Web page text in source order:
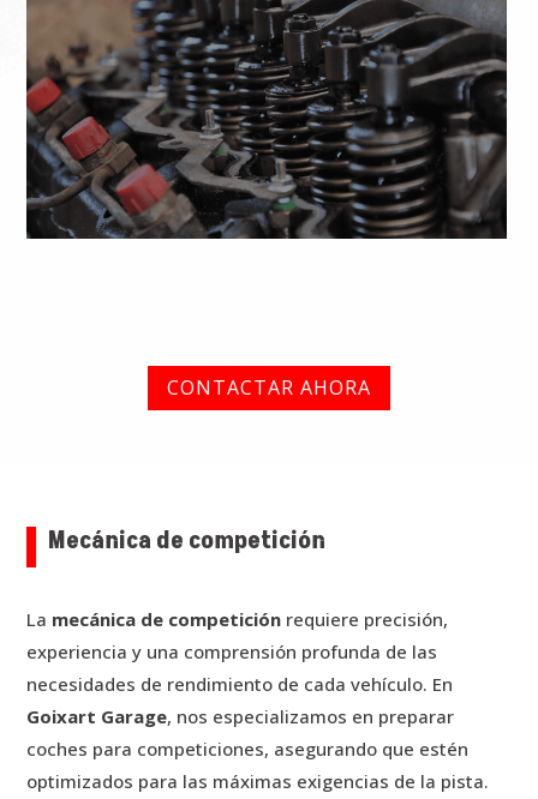
CONTACTAR AHORA
Mecánica de competición
La mecánica de competición requiere precisión,
experiencia y una comprensión profunda de las
necesidades de rendimiento de cada vehículo. En
Goixart Garage, nos especializamos en preparar
coches para competiciones, asegurando que estén
optimizados para las máximas exigencias de la pista.